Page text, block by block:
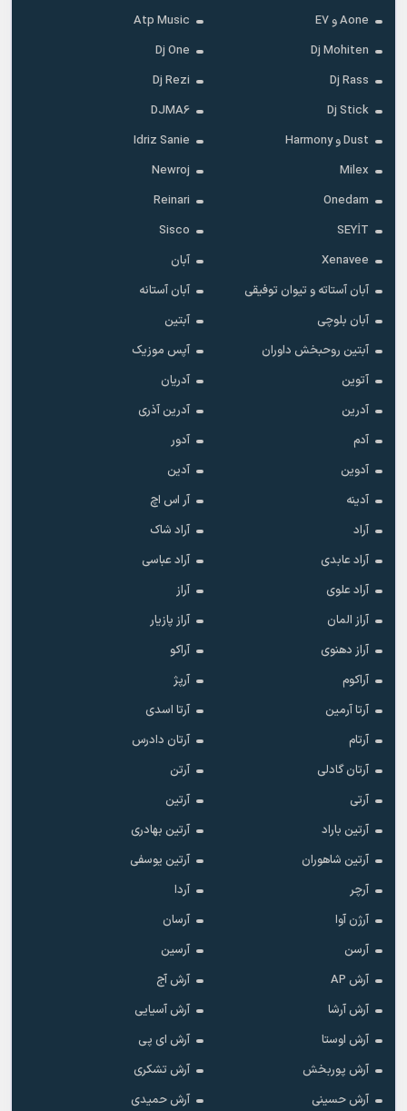
Aone و E7
Atp Music
Dj Mohiten
Dj One
Dj Rass
Dj Rezi
Dj Stick
DJMA6
Dust و Harmony
Idriz Sanie
Milex
Newroj
Onedam
Reinari
SEYİT
Sisco
Xenavee
آبان
آبان آستاته و تیوان توفیقی
آبان آستانه
آبان بلوچی
آبتین
آبتین روحبخش داوران
آپس موزیک
آتوین
آدریان
آدرین
آدرین آذری
آدم
آدور
آدوین
آدین
آدینه
آر اس اچ
آراد
آراد شاک
آراد عابدی
آراد عباسی
آراد علوی
آراز
آراز المان
آراز پازیار
آراز دهنوی
آراکو
آراکوم
آرپژ
آرتا آرمین
آرتا اسدی
آرتام
آرتان دادرس
آرتان گادلی
آرتن
آرتی
آرتین
آرتین باراد
آرتین بهادری
آرتین شاهوران
آرتین یوسفی
آرچر
آردا
آرژن آوا
آرسان
آرسن
آرسین
آرش AP
آرش آج
آرش آرشا
آرش آسیایی
آرش اوستا
آرش ای پی
آرش پوربخش
آرش تشکری
آرش حسینی
آرش حمیدی